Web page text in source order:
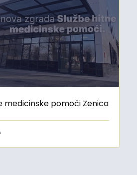
medicinske pomoći Zenica